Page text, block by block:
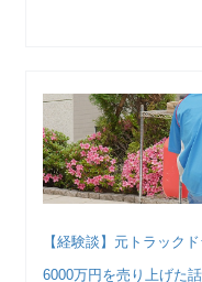
【経験談】元トラック
6000万円を売り上げた話